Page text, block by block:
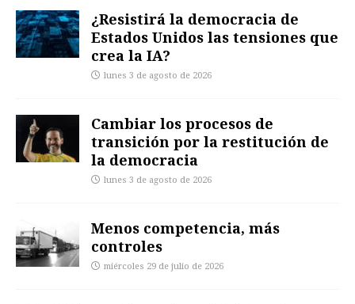
¿Resistirá la democracia de
Estados Unidos las tensiones que
crea la IA?
lunes 3 de agosto de 2026
Cambiar los procesos de
transición por la restitución de
la democracia
lunes 3 de agosto de 2026
Menos competencia, más
controles
miércoles 29 de julio de 2026